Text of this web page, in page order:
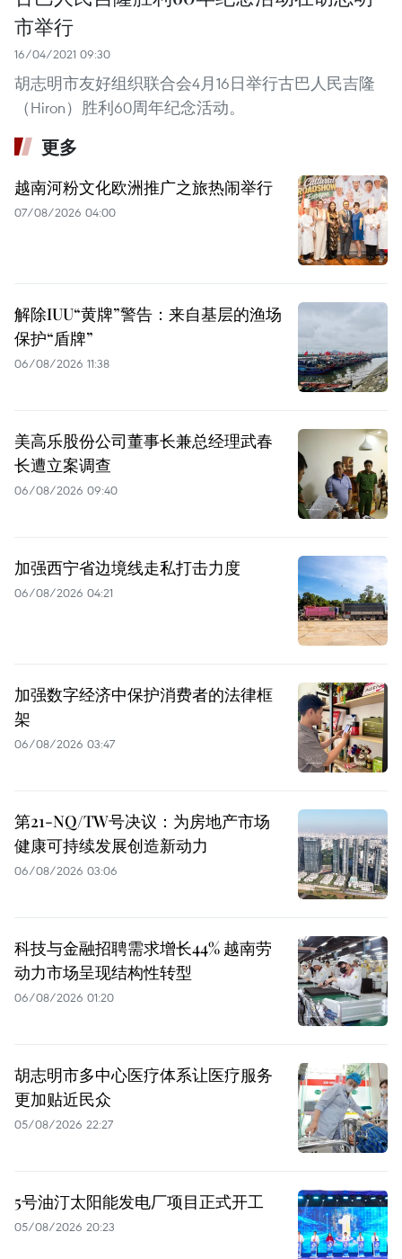
市举行
16/04/2021 09:30
胡志明市友好组织联合会4月16日举行古巴人民吉隆
（Hiron）胜利60周年纪念活动。
更多
越南河粉文化欧洲推广之旅热闹举行
07/08/2026 04:00
解除IUU“黄牌”警告：来自基层的渔场
保护“盾牌”
06/08/2026 11:38
美高乐股份公司董事长兼总经理武春
长遭立案调查
06/08/2026 09:40
加强西宁省边境线走私打击力度
06/08/2026 04:21
加强数字经济中保护消费者的法律框
架
06/08/2026 03:47
第21-NQ/TW号决议：为房地产市场
健康可持续发展创造新动力
06/08/2026 03:06
科技与金融招聘需求增长44% 越南劳
动力市场呈现结构性转型
06/08/2026 01:20
胡志明市多中心医疗体系让医疗服务
更加贴近民众
05/08/2026 22:27
5号油汀太阳能发电厂项目正式开工
05/08/2026 20:23